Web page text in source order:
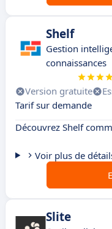
Shelf
Gestion
connaissances
Version gratuite
Tarif sur demande
Découvrez Shelf
Voir plus de
Slite